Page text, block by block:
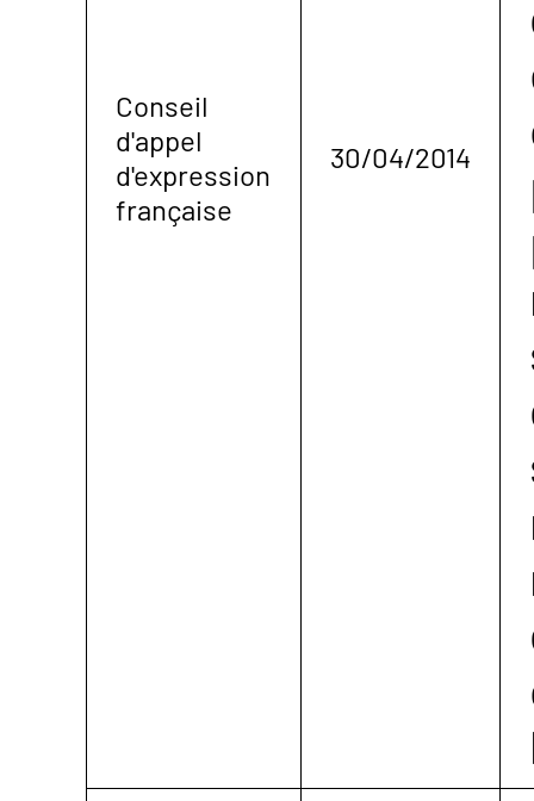
Conseil
d'appel
d'expression
française
30/04/2014